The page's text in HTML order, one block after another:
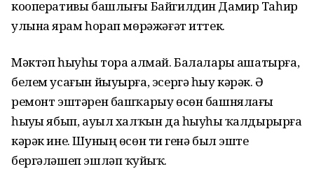
кооперативы башлығы Байгилдин Дамир Таһир
улына ярҙам һорап мөрәжәғәт иттек.
Мәктәп һыуһыҙ тора алмай. Балаларҙы ашатырға,
белем усағын йыуырға, эсергә һыу кәрәк. Ә
ремонт эштәрен башҡарыу өсөн башнялағы
һыуҙы ябып, ауыл халҡын да һыуһыҙ ҡалдырырға
кәрәк ине. Шуның өсөн тиҙ генә был эште
бергәләшеп эшләп ҡуйҙыҡ.